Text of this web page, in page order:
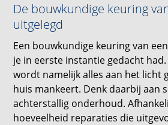
De bouwkundige keuring
uitgelegd
Een bouwkundige keuring van
je in eerste instantie gedacht
wordt namelijk alles aan het licht
huis mankeert. Denk daarbij aan
achterstallig onderhoud.
hoeveelheid reparaties die